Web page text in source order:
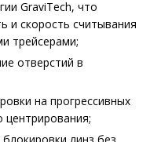
GraviTech, что
и скорость считывания
трейсерами;
отверстий в
на прогрессивных
центрирования;